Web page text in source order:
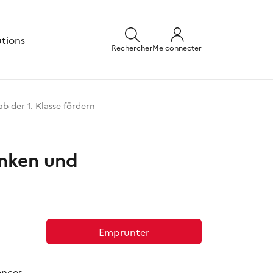
RechercherMe connecter
der 1. Klasse fördern
und
Emprunter